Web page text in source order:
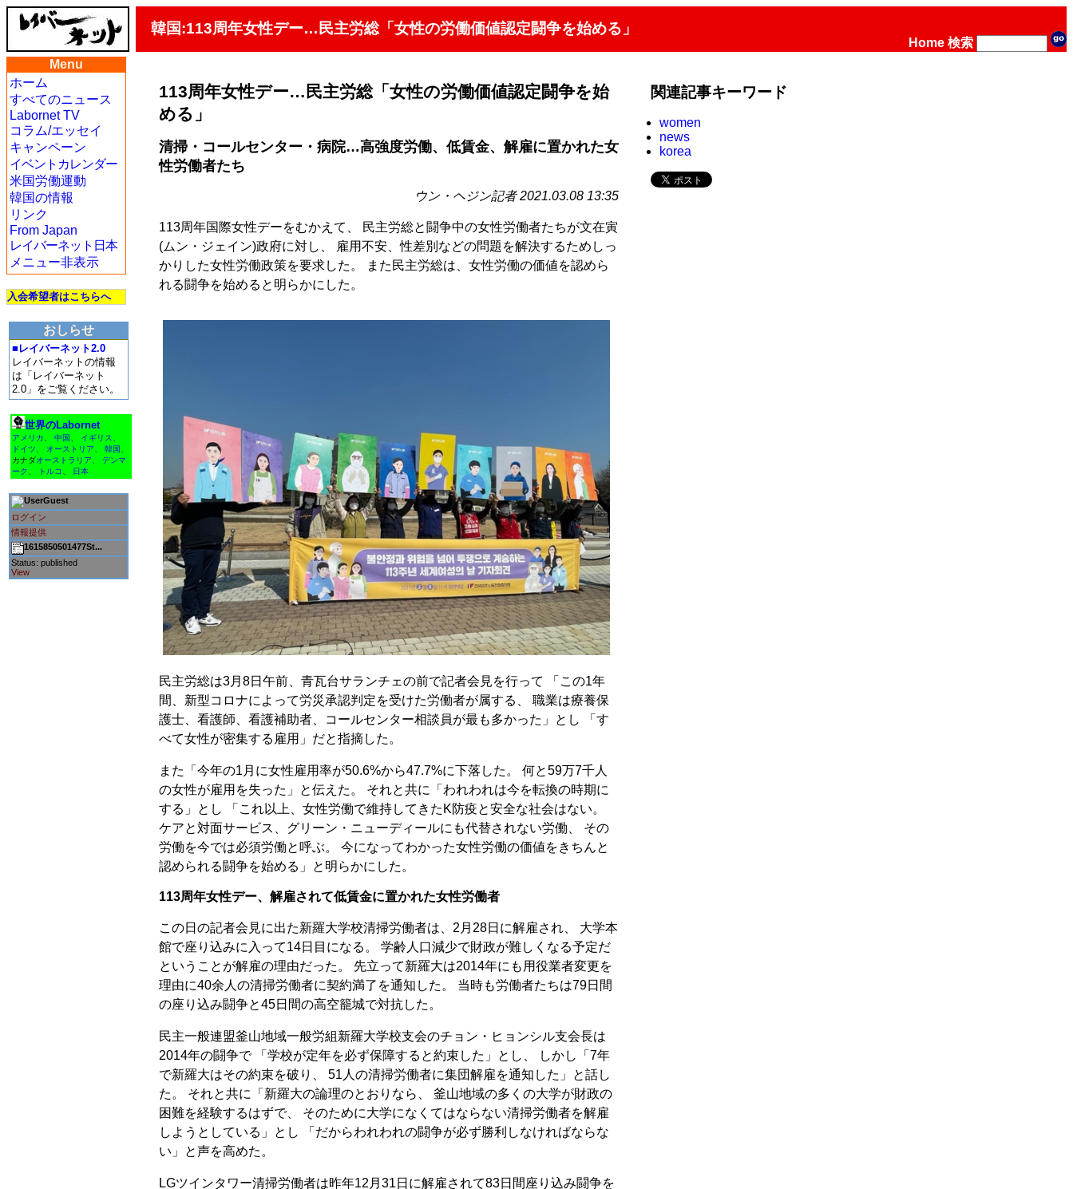
韓国:113周年女性デー…民主労総「女性の労働価値認定闘争を始める」
Home 検索
Menu
ホーム
すべてのニュース
Labornet TV
コラム/エッセイ
キャンペーン
イベントカレンダー
米国労働運動
韓国の情報
リンク
From Japan
レイバーネット日本
メニュー非表示
入会希望者はこちらへ
おしらせ
■レイバーネット2.0
レイバーネットの情報
は「レイバーネット
2.0」をご覧ください。
世界のLabornet
アメリカ 中国 イギリス
ドイツ
オーストリア 韓国
カナダオーストラリア
デンマ
ーク
トルコ 日本
Guest
ログイン
情報提供
1615850501477St...
Status: published
View
113周年女性デー…民主労総「女性の労働価値認定闘争を始
める」
清掃・コールセンター・病院…高強度労働、低賃金、解雇に置かれた女
性労働者たち
ウン・ヘジン記者 2021.03.08 13:35
113周年国際女性デーをむかえて、 民主労総と闘争中の女性労働者たちが文在寅
(ムン・ジェイン)政府に対し、 雇用不安、性差別などの問題を解決するためしっ
かりした女性労働政策を要求した。 また民主労総は、女性労働の価値を認めら
れる闘争を始めると明らかにした。
民主労総は3月8日午前、青瓦台サランチェの前で記者会見を行って 「この1年
間、新型コロナによって労災承認判定を受けた労働者が属する、 職業は療養保
護士、看護師、看護補助者、コールセンター相談員が最も多かった」とし 「す
べて女性が密集する雇用」だと指摘した。
また「今年の1月に女性雇用率が50.6%から47.7%に下落した。 何と59万7千人
の女性が雇用を失った」と伝えた。 それと共に「われわれは今を転換の時期に
する」とし 「これ以上、女性労働で維持してきたK防疫と安全な社会はない。
ケアと対面サービス、グリーン・ニューディールにも代替されない労働、 その
労働を今では必須労働と呼ぶ。 今になってわかった女性労働の価値をきちんと
認められる闘争を始める」と明らかにした。
113周年女性デー、解雇されて低賃金に置かれた女性労働者
この日の記者会見に出た新羅大学校清掃労働者は、2月28日に解雇され、 大学本
館で座り込みに入って14日目になる。 学齢人口減少で財政が難しくなる予定だ
ということが解雇の理由だった。 先立って新羅大は2014年にも用役業者変更を
理由に40余人の清掃労働者に契約満了を通知した。 当時も労働者たちは79日間
の座り込み闘争と45日間の高空籠城で対抗した。
民主一般連盟釜山地域一般労組新羅大学校支会のチョン・ヒョンシル支会長は
2014年の闘争で 「学校が定年を必ず保障すると約束した」とし、 しかし「7年
で新羅大はその約束を破り、 51人の清掃労働者に集団解雇を通知した」と話し
た。 それと共に「新羅大の論理のとおりなら、 釜山地域の多くの大学が財政の
困難を経験するはずで、 そのために大学になくてはならない清掃労働者を解雇
しようとしている」とし 「だからわれわれの闘争が必ず勝利しなければならな
い」と声を高めた。
LGツインタワー清掃労働者は昨年12月31日に解雇されて83日間座り込み闘争を
関連記事キーワード
women
news
korea